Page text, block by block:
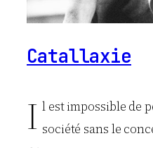
Catallaxie
I l est impossible de
société sans le